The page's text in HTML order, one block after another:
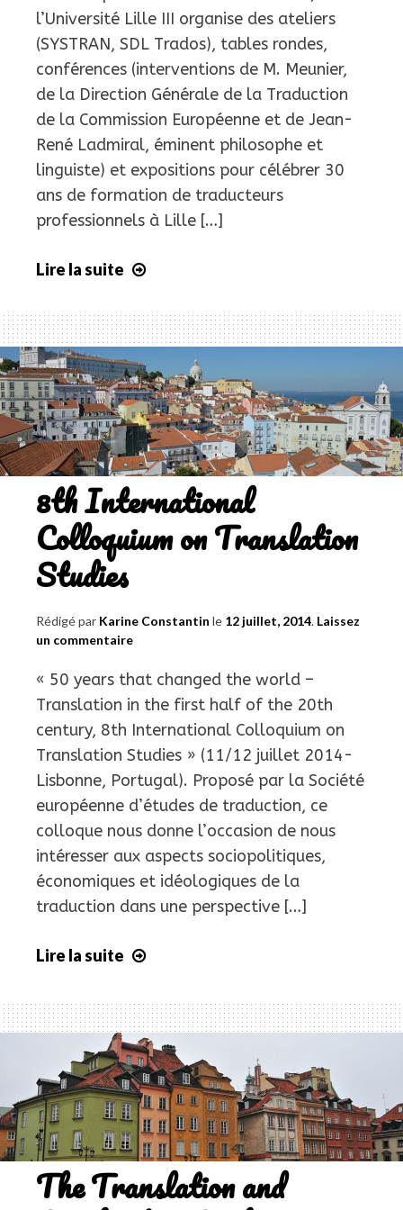
l’Université Lille III organise des ateliers
(SYSTRAN, SDL Trados), tables rondes,
conférences (interventions de M. Meunier,
de la Direction Générale de la Traduction
de la Commission Européenne et de Jean-
René Ladmiral, éminent philosophe et
linguiste) et expositions pour célébrer 30
ans de formation de traducteurs
professionnels à Lille […]
Lire la suite
la
Traduction
(Master
MéLexTra
&
TSM)
/
Translation
Week
8th International
Colloquium on Translation
Studies
Rédigé par Karine Constantin le 12 juillet, 2014. Laissez
un commentaire
« 50 years that changed the world –
Translation in the first half of the 20th
century, 8th International Colloquium on
Translation Studies » (11/12 juillet 2014-
Lisbonne, Portugal). Proposé par la Société
européenne d’études de traduction, ce
colloque nous donne l’occasion de nous
intéresser aux aspects sociopolitiques,
économiques et idéologiques de la
traduction dans une perspective […]
Lire la suite
Colloquium
on
Translation
Studies
The Translation and